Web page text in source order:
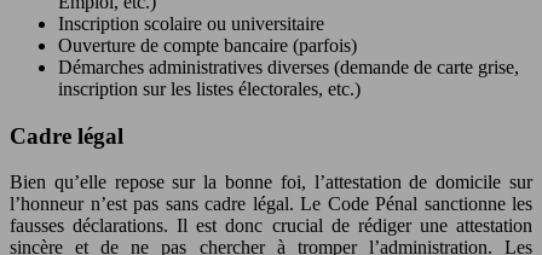
Inscription scolaire ou universitaire
Ouverture de compte bancaire (parfois)
Démarches administratives diverses (demande de carte grise,
inscription sur les listes électorales, etc.)
Cadre légal
Bien qu’elle repose sur la bonne foi, l’attestation de domicile sur
l’honneur n’est pas sans cadre légal. Le Code Pénal sanctionne les
fausses déclarations. Il est donc crucial de rédiger une attestation
sincère et de ne pas chercher à tromper l’administration. Les